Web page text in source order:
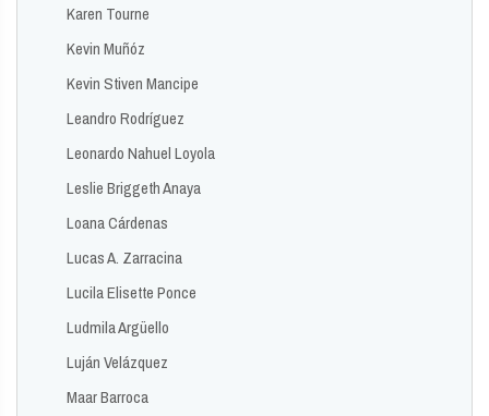
Karen Tourne
Kevin Muñóz
Kevin Stiven Mancipe
Leandro Rodríguez
Leonardo Nahuel Loyola
Leslie Briggeth Anaya
Loana Cárdenas
Lucas A. Zarracina
Lucila Elisette Ponce
Ludmila Argüello
Luján Velázquez
Maar Barroca